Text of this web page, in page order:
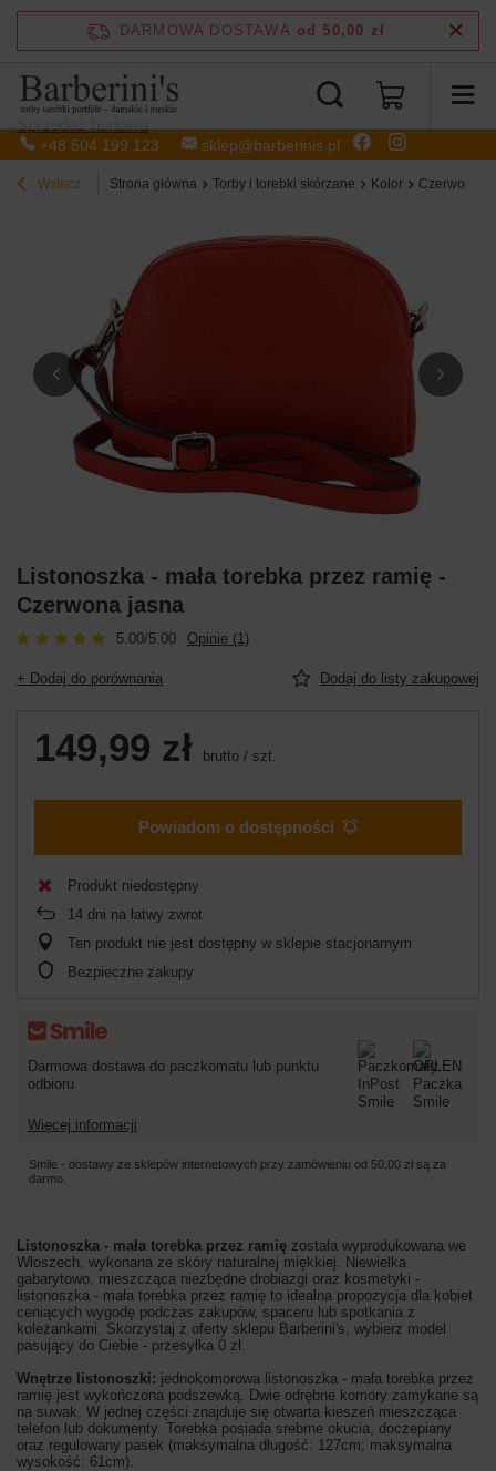
+48 504 199 123 sklep@barberinis.pl
DARMOWA DOSTAWA od 50,00 zł
Wstecz Strona główna Torby i torebki skórzane Kolor Czerwony
Listonoszka - mała torebka przez ramię -
Czerwona jasna
5.00/5.00 Opinie (1)
+ Dodaj do porównania Dodaj do listy zakupowej
149,99 zł brutto / szt.
Powiadom o dostępności
Produkt niedostępny
14 dni na łatwy zwrot
Ten produkt nie jest dostępny w sklepie stacjonarnym
Bezpieczne zakupy
Darmowa dostawa do paczkomatu lub punktu
odbioru
Więcej informacji
Smile - dostawy ze sklepów internetowych przy zamówieniu od 50,00 zł są za
darmo.
Listonoszka - mała torebka przez ramię została wyprodukowana we
Włoszech, wykonana ze skóry naturalnej miękkiej. Niewielka
gabarytowo, mieszcząca niezbędne drobiazgi oraz kosmetyki -
listonoszka - mała torebka przez ramię to idealna propozycja dla kobiet
ceniących wygodę podczas zakupów, spaceru lub spotkania z
koleżankami. Skorzystaj z oferty sklepu Barberini's, wybierz model
pasujący do Ciebie - przesyłka 0 zł.
Wnętrze listonoszki: jednokomorowa listonoszka - mała torebka przez
ramię jest wykończona podszewką. Dwie odrębne komory zamykane są
na suwak. W jednej części znajduje się otwarta kieszeń mieszcząca
telefon lub dokumenty. Torebka posiada srebrne okucia, doczepiany
oraz regulowany pasek (maksymalna długość: 127cm; maksymalna
wysokość: 61cm).